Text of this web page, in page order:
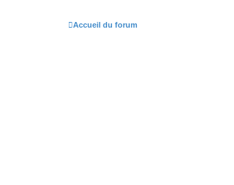
Accueil du forum